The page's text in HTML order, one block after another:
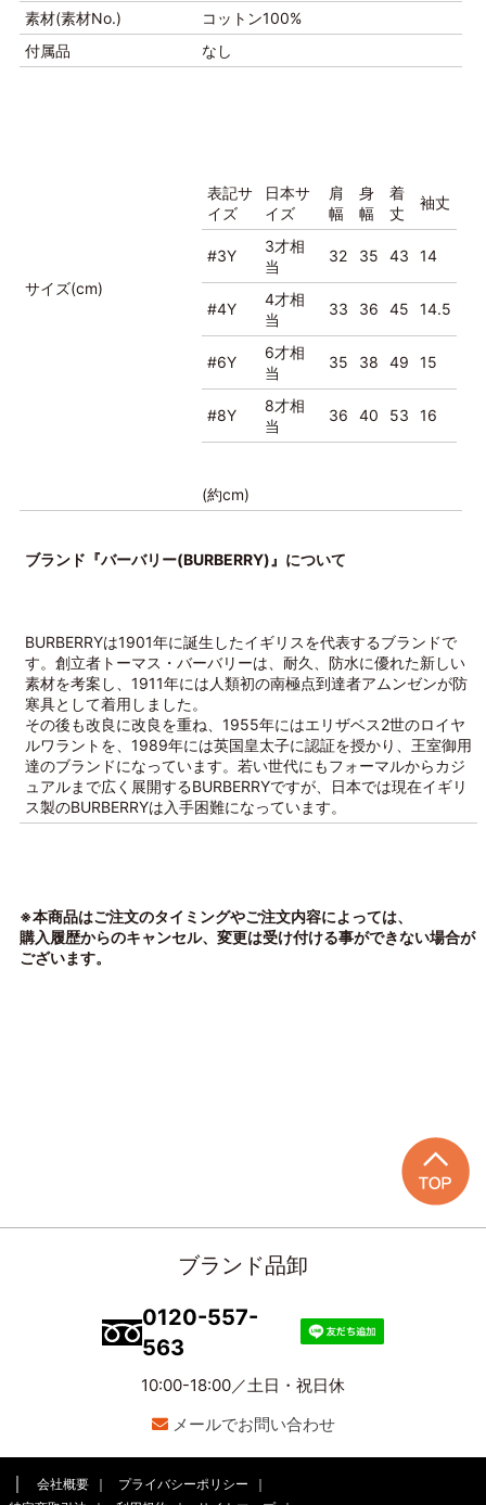
素材(素材No.)
コットン100%
付属品
なし
サイズ(cm)
表記サ
イズ
日本サ
イズ
肩
幅
身
幅
着
丈
袖丈
#3Y
3才相
当
32 35 43 14
#4Y
4才相
当
33 36 45 14.5
#6Y
6才相
当
35 38 49 15
#8Y
8才相
当
36 40 53 16
(約cm)
ブランド『バーバリー(BURBERRY)』について
BURBERRYは1901年に誕生したイギリスを代表するブランドで
す。創立者トーマス・バーバリーは、耐久、防水に優れた新しい
素材を考案し、1911年には人類初の南極点到達者アムンゼンが防
寒具として着用しました。
その後も改良に改良を重ね、1955年にはエリザベス2世のロイヤ
ルワラントを、1989年には英国皇太子に認証を授かり、王室御用
達のブランドになっています。若い世代にもフォーマルからカジ
ュアルまで広く展開するBURBERRYですが、日本では現在イギリ
ス製のBURBERRYは入手困難になっています。
※本商品はご注文のタイミングやご注文内容によっては、
購入履歴からのキャンセル、変更は受け付ける事ができない場合が
ございます。
ブランド品卸
0120-557-
563
10:00-18:00／土日・祝日休
メールでお問い合わせ
会社概要
プライバシーポリシー